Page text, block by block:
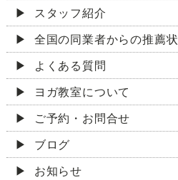
スタッフ紹介
全国の同業者からの推薦状
よくある質問
ヨガ教室について
ご予約・お問合せ
ブログ
お知らせ